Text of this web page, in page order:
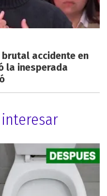
brutal accidente en
la inesperada